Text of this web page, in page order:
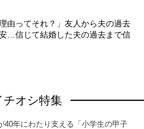
由ってそれ？」友人から夫の過去
…信じて結婚した夫の過去まで信
チオシ特集
40年にわたり支える「小学生の甲子